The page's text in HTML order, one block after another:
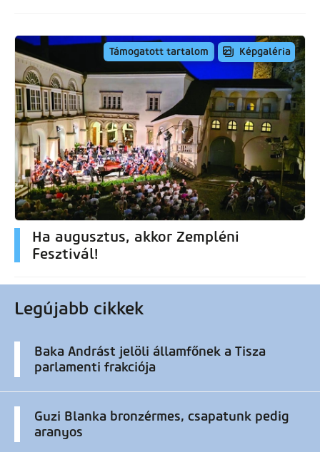
Támogatott tartalom Képgaléria
Ha augusztus, akkor Zempléni
Fesztivál!
Legújabb cikkek
Baka Andrást jelöli államfőnek a Tisza
parlamenti frakciója
Guzi Blanka bronzérmes, csapatunk pedig
aranyos